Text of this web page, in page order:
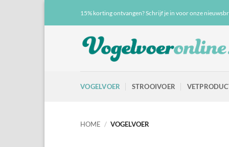
15% korting ontvangen? Schrijf je in voor onze
VOGELVOER STROOIVOER
HOME / VOGELVOER